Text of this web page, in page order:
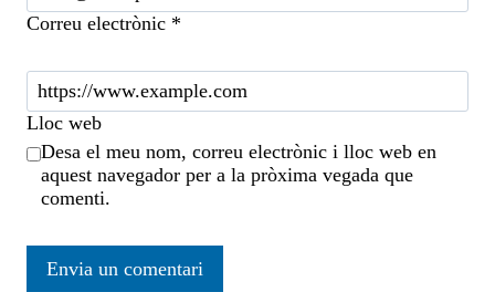
Correu electrònic *
Lloc web
Desa el meu nom, correu electrònic i lloc web en
aquest navegador per a la pròxima vegada que
comenti.